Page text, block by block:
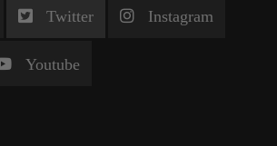
Twitter Instagram
Youtube